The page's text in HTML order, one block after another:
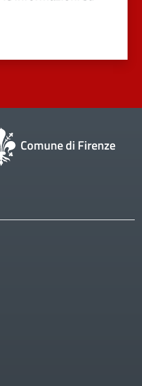
su 5
su 5
Comune di Firenze